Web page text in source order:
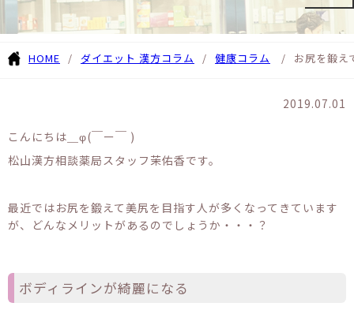
HOME ダイエット 漢方コラム 健康コラム お尻を鍛え
2019.07.01
こんにちは＿φ(￣ー￣ )
松山漢方相談薬局スタッフ茉佑香です。
最近ではお尻を鍛えて美尻を目指す人が多くなってきています
が、どんなメリットがあるのでしょうか・・・？
ボディラインが綺麗になる